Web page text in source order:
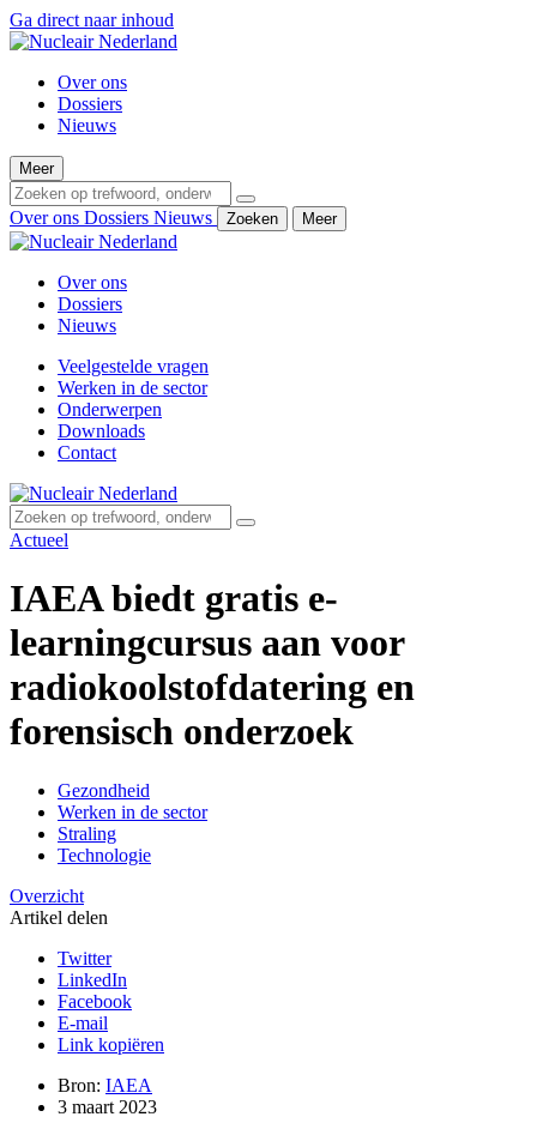
Ga direct naar inhoud
Over ons
Dossiers
Nieuws
Meer
Over ons Dossiers Nieuws Zoeken Meer
Over ons
Dossiers
Nieuws
Veelgestelde vragen
Werken in de sector
Onderwerpen
Downloads
Contact
Actueel
IAEA biedt gratis e-
learningcursus aan voor
radiokoolstofdatering en
forensisch onderzoek
Gezondheid
Werken in de sector
Straling
Technologie
Overzicht
Artikel delen
Twitter
LinkedIn
Facebook
E-mail
Link kopiëren
Bron: IAEA
3 maart 2023